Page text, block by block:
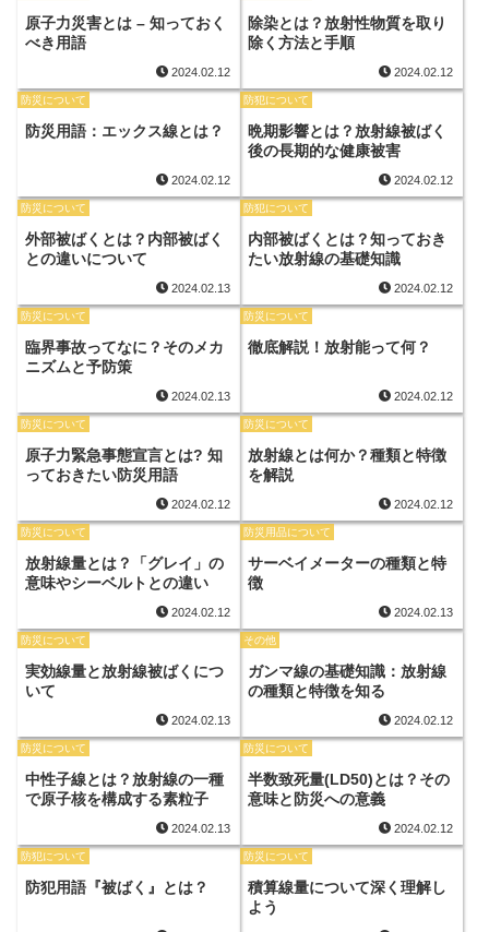
原子力災害とは – 知っておく
べき用語
2024.02.12
除染とは？放射性物質を取り
除く方法と手順
2024.02.12
防災について
防災用語：エックス線とは？
2024.02.12
防犯について
晩期影響とは？放射線被ばく
後の長期的な健康被害
2024.02.12
防災について
外部被ばくとは？内部被ばく
との違いについて
2024.02.13
防犯について
内部被ばくとは？知っておき
たい放射線の基礎知識
2024.02.12
防災について
臨界事故ってなに？そのメカ
ニズムと予防策
2024.02.13
防災について
徹底解説！放射能って何？
2024.02.12
防災について
原子力緊急事態宣言とは? 知
っておきたい防災用語
2024.02.12
防災について
放射線とは何か？種類と特徴
を解説
2024.02.12
防災について
放射線量とは？「グレイ」の
意味やシーベルトとの違い
2024.02.12
防災用品について
サーベイメーターの種類と特
徴
2024.02.13
防災について
実効線量と放射線被ばくにつ
いて
2024.02.13
その他
ガンマ線の基礎知識：放射線
の種類と特徴を知る
2024.02.12
防災について
中性子線とは？放射線の一種
で原子核を構成する素粒子
2024.02.13
防災について
半数致死量(LD50)とは？その
意味と防災への意義
2024.02.12
防犯について
防犯用語『被ばく』とは？
防災について
積算線量について深く理解し
よう